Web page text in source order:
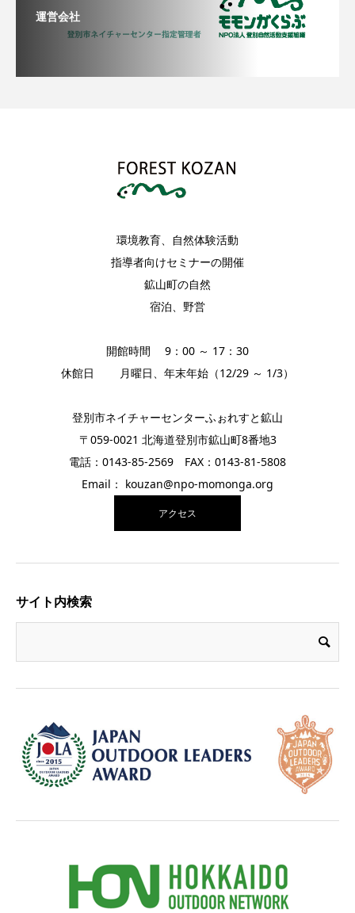
運営会社
環境教育、自然体験活動
指導者向けセミナーの開催
鉱山町の自然
宿泊、野営
開館時間 9：00 ～ 17：30
休館日 月曜日、年末年始（12/29 ～ 1/3）
登別市ネイチャーセンターふぉれすと鉱山
〒059-0021 北海道登別市鉱山町8番地3
電話：0143-85-2569 FAX：0143-81-5808
Email： kouzan@npo-momonga.org
アクセス
サイト内検索